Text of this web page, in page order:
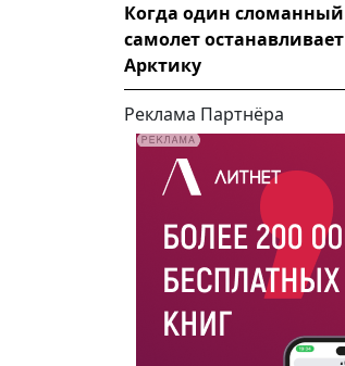
Когда один сломанный
самолет останавливает
Арктику
Реклама Партнёра